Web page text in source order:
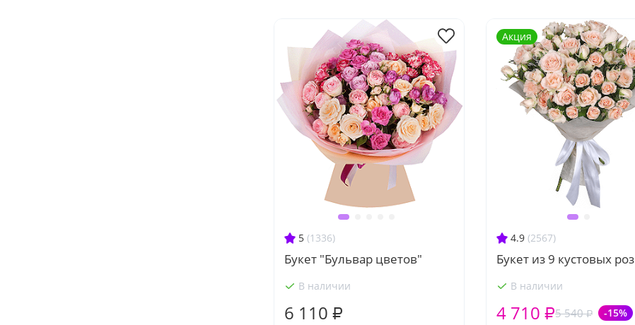
5 (1336)
Букет "Бульвар цветов"
В наличии
6 110 ₽
4.9 (2567)
Букет из 9 кустовых роз
В наличии
5 540 ₽ -15%
4 710 ₽
Акция